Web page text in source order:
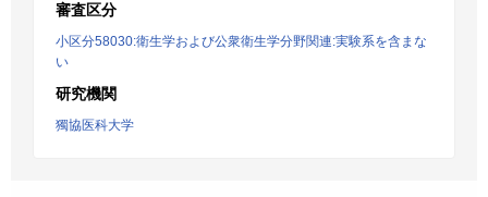
審査区分
小区分58030:衛生学および公衆衛生学分野関連:実験系を含まな
い
研究機関
獨協医科大学